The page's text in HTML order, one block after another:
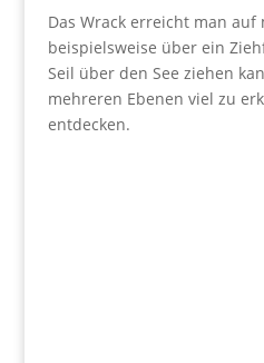
Das Wrack erreicht man auf
beispielsweise über ein
Seil über den See ziehen
mehreren Ebenen viel zu
entdecken.